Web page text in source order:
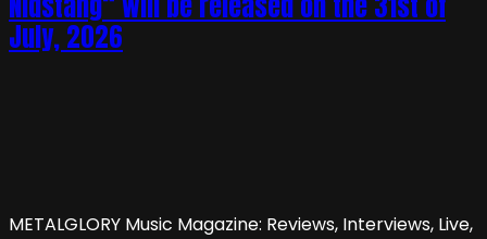
July, 2026
METALGLORY Music Magazine: Reviews, Interviews, Live,